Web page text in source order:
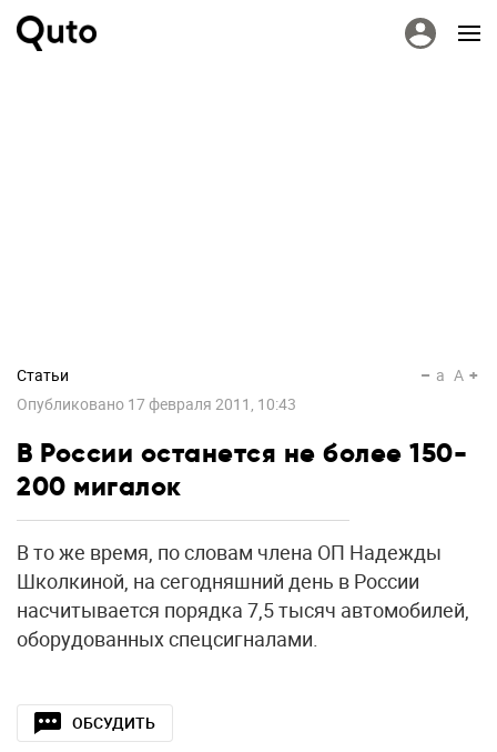
Статьи
Опубликовано 17 февраля 2011, 10:43
a A
В России останется не более 150-
200 мигалок
В то же время, по словам члена ОП Надежды
Школкиной, на сегодняшний день в России
насчитывается порядка 7,5 тысяч автомобилей,
оборудованных спецсигналами.
ОБСУДИТЬ